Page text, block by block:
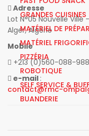
GRANDES CUISINES
MATÉRIEL DE
MATÉRIEL
PIZZÉRIA
ROBOTIQUE
SELF SERVICE &
BUANDERIE
Adresse
Lot N°05 Nouvelle Ville
Alger, Algérie
Mobile
+213 (0)560-088-988
e-mail :
contact@rmc-